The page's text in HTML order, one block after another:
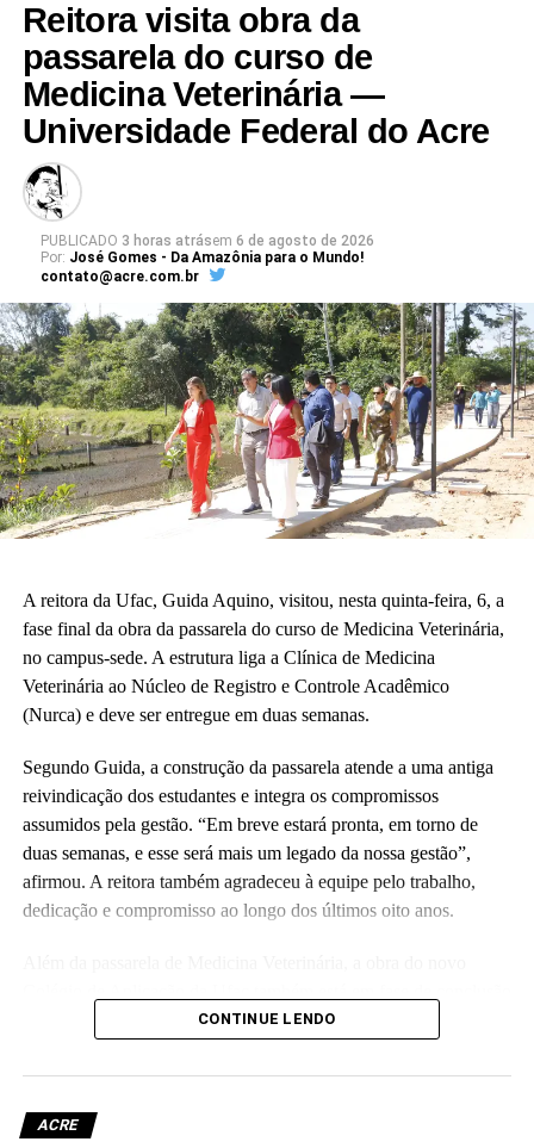
Reitora visita obra da
passarela do curso de
Medicina Veterinária —
Universidade Federal do Acre
PUBLICADO 3 horas atrásem 6 de agosto de 2026
Por: José Gomes - Da Amazônia para o Mundo!
contato@acre.com.br
A reitora da Ufac, Guida Aquino, visitou, nesta quinta-feira, 6, a
fase final da obra da passarela do curso de Medicina Veterinária,
no campus-sede. A estrutura liga a Clínica de Medicina
Veterinária ao Núcleo de Registro e Controle Acadêmico
(Nurca) e deve ser entregue em duas semanas.
Segundo Guida, a construção da passarela atende a uma antiga
reivindicação dos estudantes e integra os compromissos
assumidos pela gestão. “Em breve estará pronta, em torno de
duas semanas, e esse será mais um legado da nossa gestão”,
afirmou. A reitora também agradeceu à equipe pelo trabalho,
dedicação e compromisso ao longo dos últimos oito anos.
e deve ser entregue em breve.
superior da Ufac.
CONTINUE LENDO
ACRE